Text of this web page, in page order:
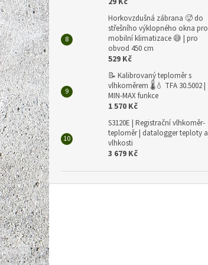
Horkovzdušná zábrana 🥵 do
střešního výklopného okna pro
mobilní klimatizace 😅 | pro
obvod 450 cm
529 Kč
📝 Kalibrovaný teploměr s
vlhkoměrem 🌡️💧 TFA 30.5002 |
MIN-MAX funkce
1 570 Kč
S3120E | Registrační vlhkoměr-
teploměr | datalogger teploty a
vlhkosti
3 679 Kč
Z
á
p
a
t
í